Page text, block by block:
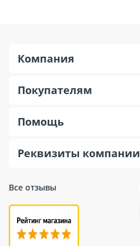
Все отзывы
Компания
Покупателям
Помощь
Реквизиты компании